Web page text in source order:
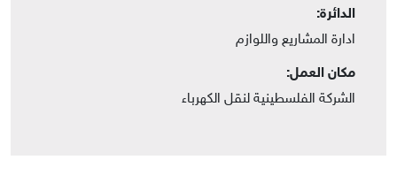
الدائرة:
ادارة المشاريع واللوازم
مكان العمل:
الشركة الفلسطينية لنقل الكهرباء